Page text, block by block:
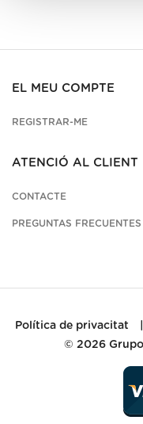
EL MEU COMPTE
REGISTRAR-ME
ATENCIÓ AL CLIENT
CONTACTE
PREGUNTAS FRECUENTES
Política de privacitat
© 2026